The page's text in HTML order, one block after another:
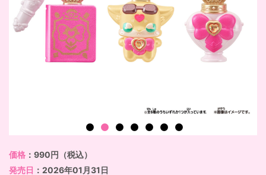
価格 ：990円（税込）
発売日 ：2026年01月31日